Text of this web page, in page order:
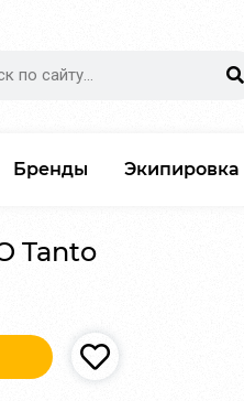
Бренды Экипировка
Tanto